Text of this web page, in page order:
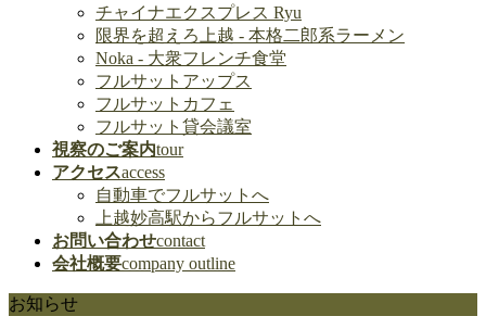
チャイナエクスプレス Ryu
限界を超えろ上越 - 本格二郎系ラーメン
Noka - 大衆フレンチ食堂
フルサットアップス
フルサットカフェ
フルサット貸会議室
視察のご案内tour
アクセスaccess
自動車でフルサットへ
上越妙高駅からフルサットへ
お問い合わせcontact
会社概要company outline
お知らせ